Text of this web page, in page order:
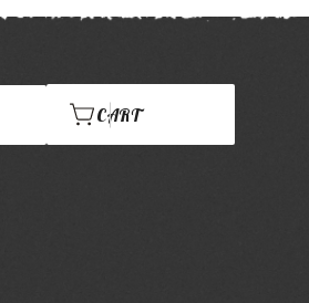
CART